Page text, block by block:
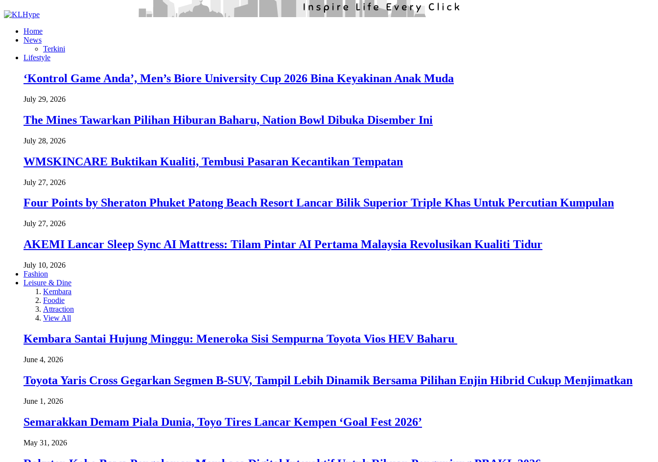
Home
News
Terkini
Lifestyle
‘Kontrol Game Anda’, Men’s Biore University Cup 2026 Bina Keyakinan Anak Muda
July 29, 2026
The Mines Tawarkan Pilihan Hiburan Baharu, Nation Bowl Dibuka Disember Ini
July 28, 2026
WMSKINCARE Buktikan Kualiti, Tembusi Pasaran Kecantikan Tempatan
July 27, 2026
Four Points by Sheraton Phuket Patong Beach Resort Lancar Bilik Superior Triple Khas Untuk Percutian Kumpulan
July 27, 2026
AKEMI Lancar Sleep Sync AI Mattress: Tilam Pintar AI Pertama Malaysia Revolusikan Kualiti Tidur
July 10, 2026
Fashion
Leisure & Dine
Kembara
Foodie
Attraction
View All
Kembara Santai Hujung Minggu: Meneroka Sisi Sempurna Toyota Vios HEV Baharu
June 4, 2026
Toyota Yaris Cross Gegarkan Segmen B-SUV, Tampil Lebih Dinamik Bersama Pilihan Enjin Hibrid Cukup Menjimatkan
June 1, 2026
Semarakkan Demam Piala Dunia, Toyo Tires Lancar Kempen ‘Goal Fest 2026’
May 31, 2026